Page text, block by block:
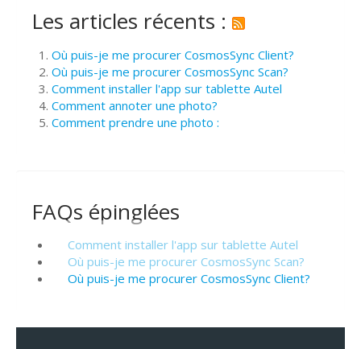
Les articles récents :
Où puis-je me procurer CosmosSync Client?
Où puis-je me procurer CosmosSync Scan?
Comment installer l'app sur tablette Autel
Comment annoter une photo?
Comment prendre une photo :
FAQs épinglées
Comment installer l'app sur tablette Autel
Où puis-je me procurer CosmosSync Scan?
Où puis-je me procurer CosmosSync Client?